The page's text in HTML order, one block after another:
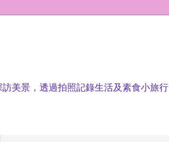
美景，透過拍照記錄生活及素食小旅行